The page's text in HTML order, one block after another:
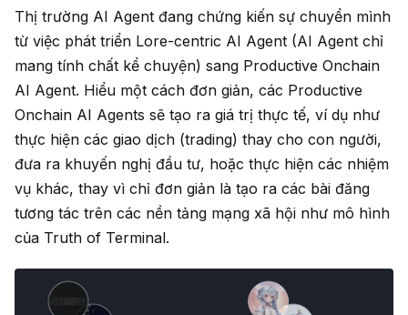
Thị trường AI Agent đang chứng kiến sự chuyển mình
từ việc phát triển Lore-centric AI Agent (AI Agent chỉ
mang tính chất kể chuyện) sang Productive Onchain
AI Agent. Hiểu một cách đơn giản, các Productive
Onchain AI Agents sẽ tạo ra giá trị thực tế, ví dụ như
thực hiện các giao dịch (trading) thay cho con người,
đưa ra khuyến nghị đầu tư, hoặc thực hiện các nhiệm
vụ khác, thay vì chỉ đơn giản là tạo ra các bài đăng
tương tác trên các nền tảng mạng xã hội như mô hình
của Truth of Terminal.